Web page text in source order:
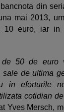
din
mai 2013,
10 euro, iar in
de 50 de
de ultima
in eforturile
cotidian
Yves Mersch,